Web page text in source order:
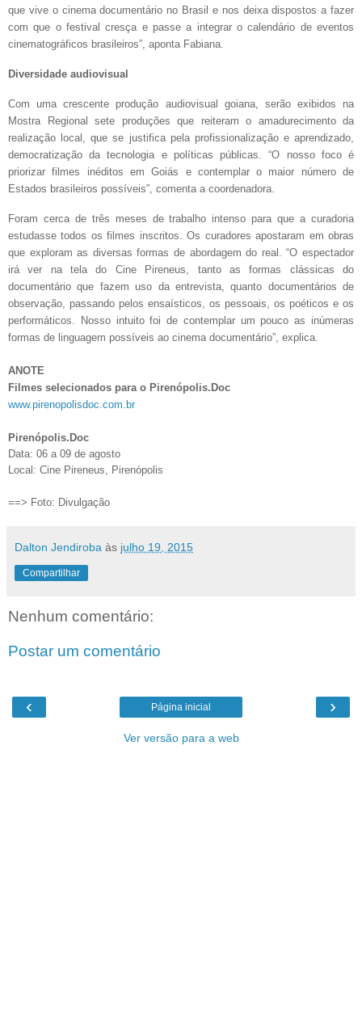
que vive o cinema documentário no Brasil e nos deixa dispostos a fazer
com que o festival cresça e passe a integrar o calendário de eventos
cinematográficos brasileiros”, aponta Fabiana.
Diversidade audiovisual
Com uma crescente produção audiovisual goiana, serão exibidos na
Mostra Regional sete produções que reiteram o amadurecimento da
realização local, que se justifica pela profissionalização e aprendizado,
democratização da tecnologia e políticas públicas. “O nosso foco é
priorizar filmes inéditos em Goiás e contemplar o maior número de
Estados brasileiros possíveis”, comenta a coordenadora.
Foram cerca de três meses de trabalho intenso para que a curadoria
estudasse todos os filmes inscritos. Os curadores apostaram em obras
que exploram as diversas formas de abordagem do real. “O espectador
irá ver na tela do Cine Pireneus, tanto as formas clássicas do
documentário que fazem uso da entrevista, quanto documentários de
observação, passando pelos ensaísticos, os pessoais, os poéticos e os
performáticos. Nosso intuito foi de contemplar um pouco as inúmeras
formas de linguagem possíveis ao cinema documentário”, explica.
ANOTE
Filmes selecionados para o Pirenópolis.Doc
www.pirenopolisdoc.com.br
Pirenópolis.Doc
Data: 06 a 09 de agosto
Local: Cine Pireneus, Pirenópolis
==> Foto: Divulgação
Dalton Jendiroba às julho 19, 2015
Compartilhar
Nenhum comentário:
Postar um comentário
‹ ›
Página inicial
Ver versão para a web